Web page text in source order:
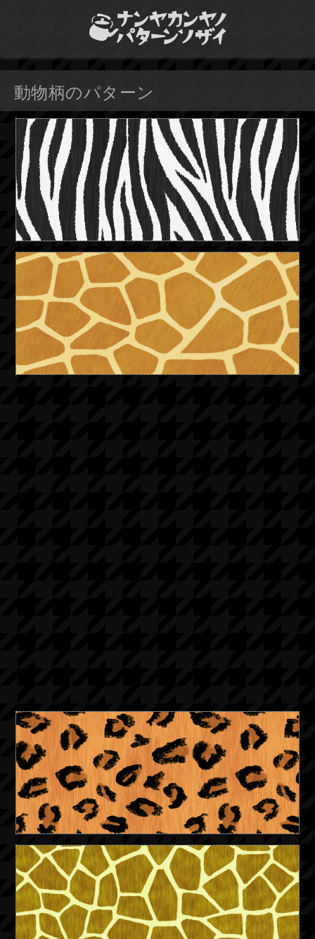
動物柄のパターン